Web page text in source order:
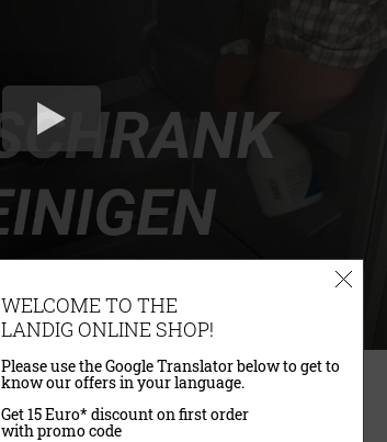
WELCOME TO THE
LANDIG ONLINE SHOP!
Please use the Google Translator below to get to
know our offers in your language.
Get 15 Euro* discount on first order
with promo code